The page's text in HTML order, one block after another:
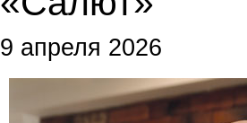
9 апреля 2026